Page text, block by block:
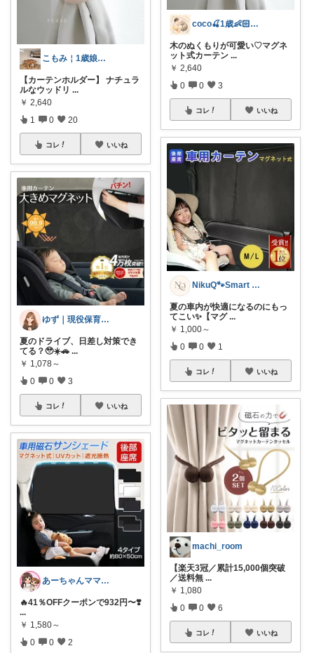
こもみ￤1歳娘＆インテリア
【カーテンホルダー】 ナチュラ
ルなウッドリ ...
￥ 2,640
1 0 20
コレ いいね
ゆず｜現役保育士おすすめの育児グッズ🧸
夏のドライブ、日差し対策でき
てる？🥹☀️🚗 ...
￥ 1,078～
0 0 3
コレ いいね
あーちゃんママ🐣朝コレ5時✨2y娘
🔥41％OFFクーポンで932円〜❣️
...
￥ 1,580～
0 0 2
coco🍒1歳👶🏻5歳🐈
木のぬくもりが可愛い♡マグネ
ット式カーテン ...
￥ 2,640
0 0 3
コレ いいね
NikuQ🐾Smart Choice
夏の車内が快適になるのにもっ
てこい✨【マグ ...
￥ 1,000～
0 0 1
コレ いいね
machi_room
【楽天3冠／累計15,000個突破
／送料無 ...
￥ 1,080
0 0 6
コレ いいね